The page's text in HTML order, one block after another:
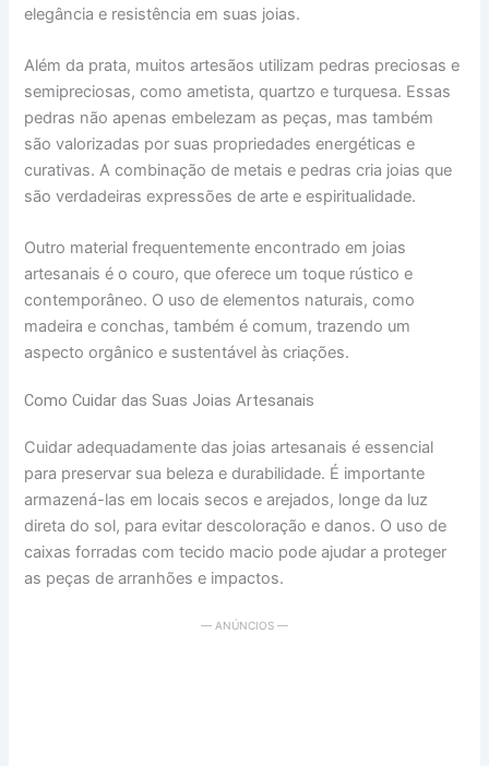
elegância e resistência em suas joias.
Além da prata, muitos artesãos utilizam pedras preciosas e
semipreciosas, como ametista, quartzo e turquesa. Essas
pedras não apenas embelezam as peças, mas também
são valorizadas por suas propriedades energéticas e
curativas. A combinação de metais e pedras cria joias que
são verdadeiras expressões de arte e espiritualidade.
Outro material frequentemente encontrado em joias
artesanais é o couro, que oferece um toque rústico e
contemporâneo. O uso de elementos naturais, como
madeira e conchas, também é comum, trazendo um
aspecto orgânico e sustentável às criações.
Como Cuidar das Suas Joias Artesanais
Cuidar adequadamente das joias artesanais é essencial
para preservar sua beleza e durabilidade. É importante
armazená-las em locais secos e arejados, longe da luz
direta do sol, para evitar descoloração e danos. O uso de
caixas forradas com tecido macio pode ajudar a proteger
as peças de arranhões e impactos.
— ANÚNCIOS —